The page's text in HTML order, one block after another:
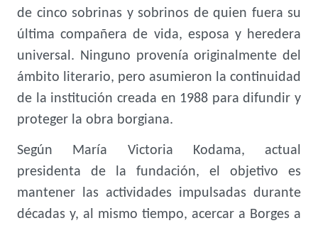
de cinco sobrinas y sobrinos de quien fuera su
última compañera de vida, esposa y heredera
universal. Ninguno provenía originalmente del
ámbito literario, pero asumieron la continuidad
de la institución creada en 1988 para difundir y
proteger la obra borgiana.
Según María Victoria Kodama, actual
presidenta de la fundación, el objetivo es
mantener las actividades impulsadas durante
décadas y, al mismo tiempo, acercar a Borges a